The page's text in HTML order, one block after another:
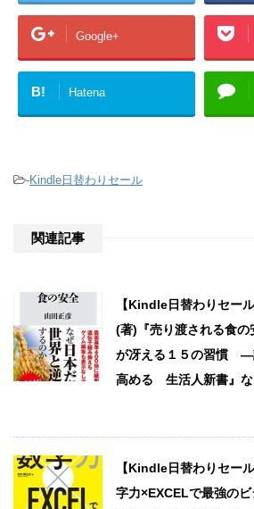
Google+
B! Hatena
-Kindle日替わりセール
関連記事
【Kindle日替わりセー
(著)『売り渡される食
が冴える１５の習慣 ―
高める 生活人新書』
【Kindle日替わりセー
字力×EXCELで最強のビ